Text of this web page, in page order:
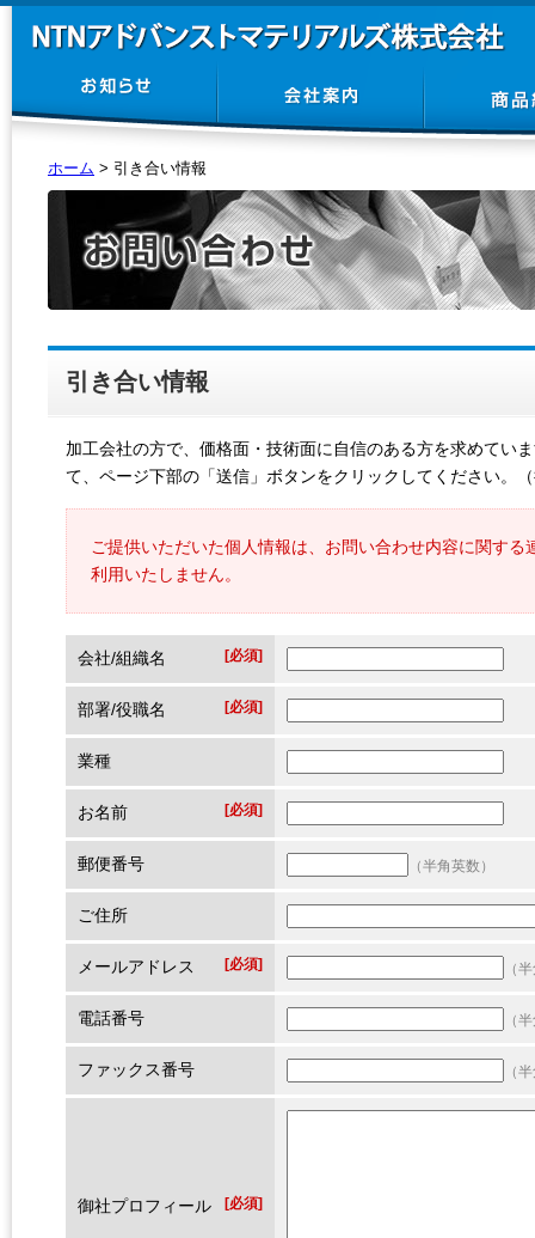
ホーム > 引き合い情報
引き合い情報
加工会社の方で、価格面・技術面に自信のある方を求めてい
て、ページ下部の「送信」ボタンをクリックしてください。
ご提供いただいた個人情報は、お問い合わせ内容に関す
利用いたしません。
[必須]
会社/組織名
[必須]
部署/役職名
業種
[必須]
お名前
郵便番号 （半角英数）
ご住所
[必須]
メールアドレス （
電話番号 （
ファックス番号 （
[必須]
御社プロフィール